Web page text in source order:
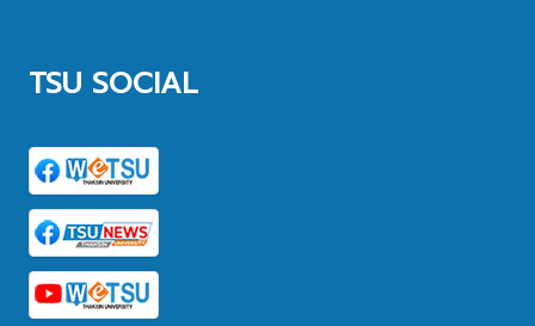
TSU SOCIAL